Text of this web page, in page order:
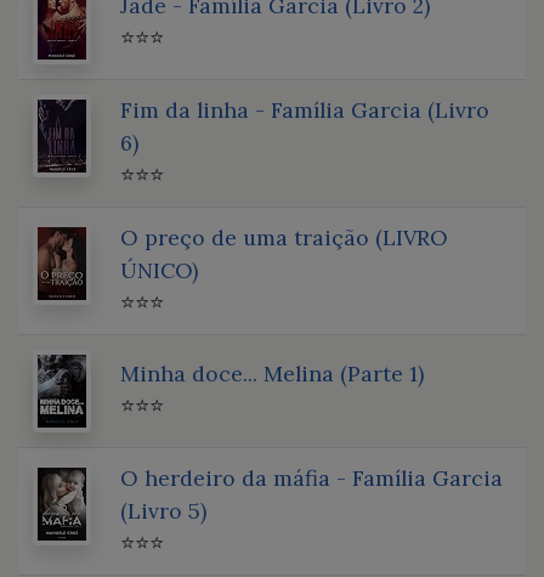
⭐⭐⭐
Fim da linha - Família Garcia (Livro
6)
⭐⭐⭐
O preço de uma traição (LIVRO
ÚNICO)
⭐⭐⭐
Minha doce... Melina (Parte 1)
⭐⭐⭐
O herdeiro da máfia - Família Garcia
(Livro 5)
⭐⭐⭐